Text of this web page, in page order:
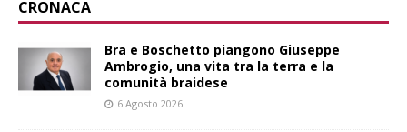
CRONACA
Bra e Boschetto piangono Giuseppe
Ambrogio, una vita tra la terra e la
comunità braidese
6 Agosto 2026